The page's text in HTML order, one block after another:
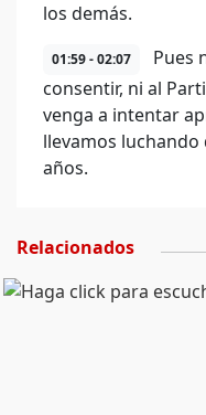
los demás.
01:59 - 02:07
Pues
consentir, ni al
venga a intentar
llevamos luchando
años.
Relacionados